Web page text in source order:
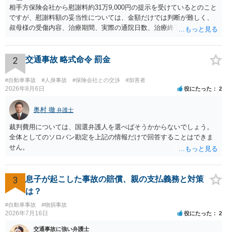
相手方保険会社から慰謝料約31万9,000円の提示を受けているとのこと
ですが、慰謝料額の妥当性については、金額だけでは判断が難しく、
叔母様の受傷内容、治療期間、実際の通院日数、治療終了の経緯、後
確認する必要があります。保険会社から提示される慰謝料額について
は、弁護士が介入することにより増額を検討できる場合がありますの
で、以下の資料・情報を準備した上で、弁護士に個別に相談すること
をお勧めいたします。 ・相手方保険会社から届いている示談金額の提
示書類 ・叔母様の診断名、けがの内容 ・治療開始日及び治療終了日
・入院の有無、通院回数 ・現在も症状が残っているか ・叔母様ご本人
やご家族等が加入している保険に、今回の事故で利用できる弁護士費
用特約が付帯しているか なお、被害者は叔母様ご本人となりますの
で、弁護士が受任する場合には、叔母様ご本人の依頼意思等を確認す
る必要があります。日本語での十分な意思疎通が難しいとのことです
ので、そのあたりのご事情も踏まえて、依頼意思の確認方法等を検討
2 交通事故 略式命令 罰金
#自動車事故 #人身事故 #保険会社との交渉 #加害者
2026年8月6日 役にたった 2
奥村 徹 弁護士
裁判費用については、国選弁護人を選べばそうかからないでしょう。
全体としてのソロバン勘定を上記の情報だけで回答することはできま
せん。
3
息子が起こした事故の賠償、親の支払義務と対策
は？
#自動車事故 #物損事故
2026年7月16日 役にたった 2
交通事故に強い弁護士